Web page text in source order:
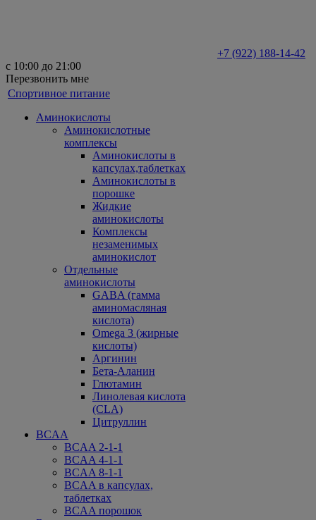
+7 (922) 188-14-42
с 10:00 до 21:00
Перезвонить мне
Спортивное питание
Аминокислоты
Аминокислотные
комплексы
Аминокислоты в
капсулах,таблетках
Аминокислоты в
порошке
Жидкие
аминокислоты
Комплексы
незаменимых
аминокислот
Отдельные
аминокислоты
GABA (гамма
аминомасляная
кислота)
Omega 3 (жирные
кислоты)
Аргинин
Бета-Аланин
Глютамин
Линолевая кислота
(CLA)
Цитруллин
BCAA
BCAA 2-1-1
BCAA 4-1-1
BCAA 8-1-1
BCAA в капсулах,
таблетках
BCAA порошок